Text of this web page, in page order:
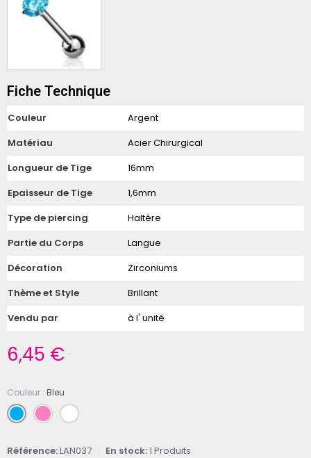
Fiche Technique
Couleur
Argent
Matériau
Acier Chirurgical
Longueur de Tige
16mm
Epaisseur de Tige
1,6mm
Type de piercing
Haltère
Partie du Corps
Langue
Décoration
Zirconiums
Thème et Style
Brillant
Vendu par
à l' unité
6,45 €
Couleur Bleu
Référence LAN037 En stock 1 Produits